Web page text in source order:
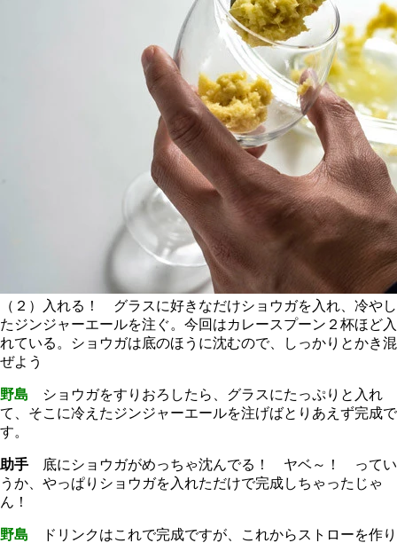
（２）入れる！ グラスに好きなだけショウガを入れ、冷やし
たジンジャーエールを注ぐ。今回はカレースプーン２杯ほど入
れている。ショウガは底のほうに沈むので、しっかりとかき混
ぜよう
野島 ショウガをすりおろしたら、グラスにたっぷりと入れ
て、そこに冷えたジンジャーエールを注げばとりあえず完成で
す。
助手 底にショウガがめっちゃ沈んでる！ ヤベ～！ ってい
うか、やっぱりショウガを入れただけで完成しちゃったじゃ
ん！
野島 ドリンクはこれで完成ですが、これからストローを作り